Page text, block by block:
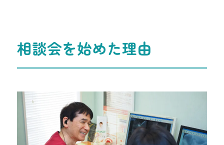
相談会を始めた理由